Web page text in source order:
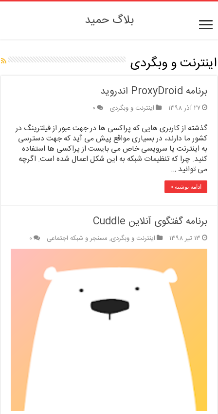
بلاگ حمید
اینترنت و وبگردی
برنامه ProxyDroid اندروید
۲۷ آذر ۱۳۹۸ اینترنت و وبگردی ۰
گذشته از کاربری هایی که پراکسی ها در جهت عبور از فیلترینگ در
کشور ما دارند، در بسیاری مواقع پیش می آید که جهت دسترسی
به اینترنت یا سرویسی خاص می بایست از پراکسی ها استفاده
کنید. چرا که تنظیمات شبکه به این شکل اعمال شده است. اگرچه
می توانید …
ادامه نوشته »
برنامه گفتگوی آنلاین Cuddle
۱۳ تیر ۱۳۹۸ اینترنت و وبگردی, مسنجر و شبکه اجتماعی ۰